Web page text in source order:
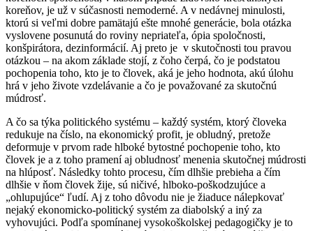
koreňov, je už v súčasnosti nemoderné. A v nedávnej minulosti,
ktorú si veľmi dobre pamätajú ešte mnohé generácie, bola otázka
vyslovene posunutá do roviny nepriateľa, ópia spoločnosti,
konšpirátora, dezinformácií. Aj preto je v skutočnosti tou pravou
otázkou – na akom základe stojí, z čoho čerpá, čo je podstatou
pochopenia toho, kto je to človek, aká je jeho hodnota, akú úlohu
hrá v jeho živote vzdelávanie a čo je považované za skutočnú
múdrosť.
A čo sa týka politického systému – každý systém, ktorý človeka
redukuje na číslo, na ekonomický profit, je obludný, pretože
deformuje v prvom rade hlboké bytostné pochopenie toho, kto
človek je a z toho pramení aj obludnosť menenia skutočnej múdrosti
na hlúposť. Následky tohto procesu, čím dlhšie prebieha a čím
dlhšie v ňom človek žije, sú ničivé, hlboko-poškodzujúce a
„ohlupujúce“ ľudí. Aj z toho dôvodu nie je žiaduce nálepkovať
nejaký ekonomicko-politický systém za diabolský a iný za
vyhovujúci. Podľa spomínanej vysokoškolskej pedagogičky je to